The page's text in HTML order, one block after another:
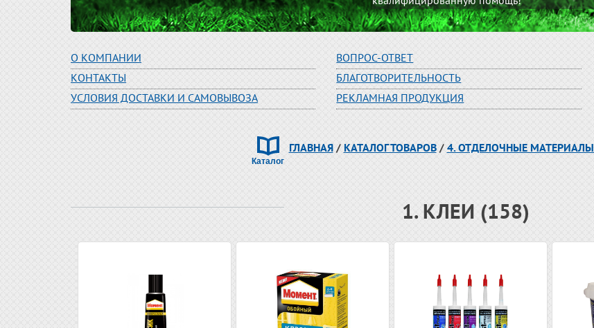
О КОМПАНИИ
КОНТАКТЫ
УСЛОВИЯ ДОСТАВКИ И САМОВЫВОЗА
ВОПРОС-ОТВЕТ
БЛАГОТВОРИТЕЛЬНОСТЬ
РЕКЛАМНАЯ ПРОДУКЦИЯ
ГЛАВНАЯ/ КАТАЛОГ ТОВАРОВ/ 4. ОТДЕЛОЧНЫЕ МАТЕРИАЛЫ
1. КЛЕИ (158)